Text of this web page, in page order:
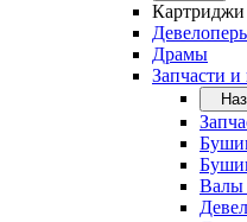
Драмы
Запчасти
Валы